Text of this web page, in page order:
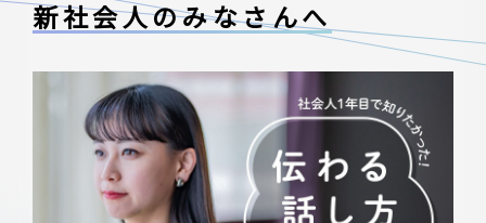
新社会人のみなさんへ